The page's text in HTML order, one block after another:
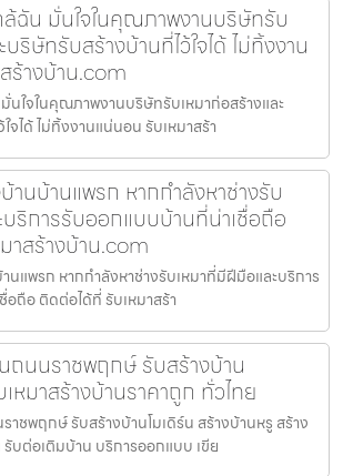
ล้ฉัน มั่นใจในคุณภาพงานบริษัทรับ
บริษัทรับสร้างบ้านที่ไว้ใจได้ ไม่ทิ้งงาน
ร้างบ้าน.com
มั่นใจในคุณภาพงานบริษัทรับเหมาก่อสร้างและ
จได้ ไม่ทิ้งงานแน่นอน รับเหมาสร้า
านบ้านแพรก หากกำลังหาช่างรับ
ริการรับออกแบบบ้านที่น่าเชื่อถือ
าสร้างบ้าน.com
นแพรก หากกำลังหาช่างรับเหมาที่มีฝีมือและบริการ
ถือ ติดต่อได้ที่ รับเหมาสร้า
ถนนราชพฤกษ์ รับสร้างบ้าน
หมาสร้างบ้านราคาถูก ทั่วไทย
าชพฤกษ์ รับสร้างบ้านโมเดิร์น สร้างบ้านหรู สร้าง
รับต่อเติมบ้าน บริการออกแบบ เขีย